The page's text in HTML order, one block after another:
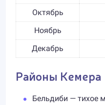
Октябрь
Ноябрь
Декабрь
Районы Кемера
Бельдиби — тихое